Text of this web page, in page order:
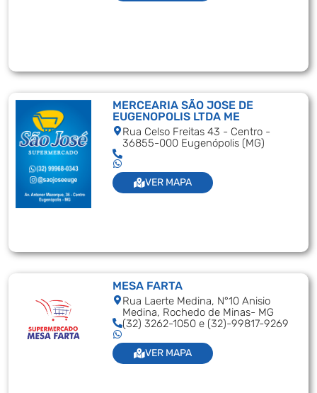
MERCEARIA SÃO JOSE DE
EUGENOPOLIS LTDA ME
Rua Celso Freitas 43 - Centro -
36855-000 Eugenópolis (MG)
VER MAPA
MESA FARTA
Rua Laerte Medina, N°10 Anisio
Medina, Rochedo de Minas- MG
(32) 3262-1050 e (32)-99817-9269
VER MAPA